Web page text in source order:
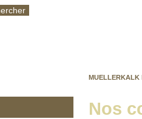
MUELLERKALK
Nos